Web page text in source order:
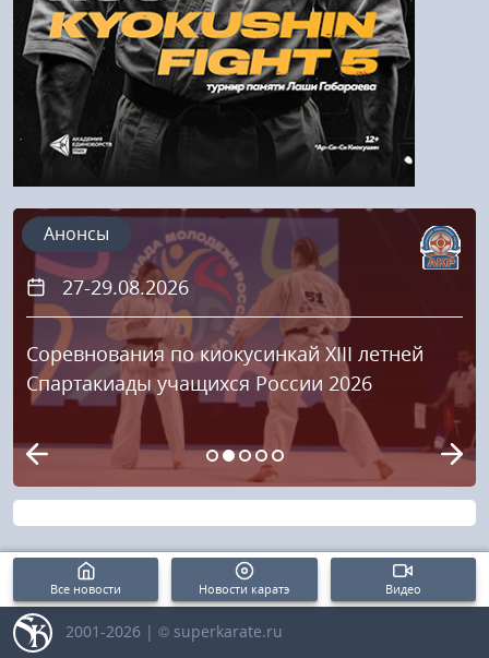
27-29.08.2026
Соревнования по киокусинкай XIII летней
Спартакиады учащихся России 2026
Анонсы
Все новости Новости каратэ Видео
2001-2026 | © superkarate.ru